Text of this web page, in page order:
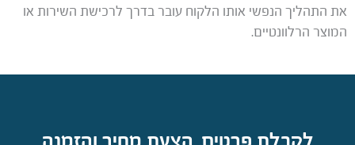
את התהליך הנפשי אותו הלקוח עובר בדרך לרכישת השירות או
המוצר הרלוונטיים.